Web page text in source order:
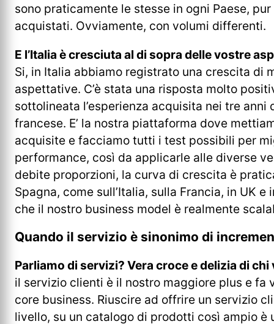
sono praticamente le stesse in ogni Paese,
acquistati. Ovviamente, con volumi differenti.
E l’Italia è cresciuta al di sopra delle vostre
Si, in Italia abbiamo registrato una crescita di
aspettative. C’è stata una risposta molto
sottolineata l’esperienza acquisita nei tre
francese. E’ la nostra piattaforma dove
acquisite e facciamo tutti i test possibili per
performance, così da applicarle alle diverse
debite proporzioni, la curva di crescita è
Spagna, come sull’Italia, sulla Francia, in UK
che il nostro business model è realmente
Quando il servizio è sinonimo di
Parliamo di servizi? Vera croce e delizia di
il servizio clienti è il nostro maggiore plus e fa
core business. Riuscire ad offrire un servizio
livello, su un catalogo di prodotti così ampio è